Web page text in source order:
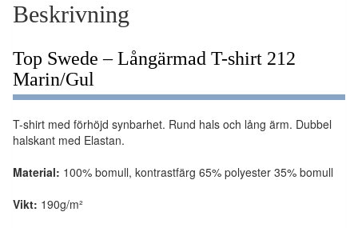
Beskrivning
Top Swede – Långärmad T-shirt 212
Marin/Gul
T-shirt med förhöjd synbarhet. Rund hals och lång ärm. Dubbel
halskant med Elastan.
Material: 100% bomull, kontrastfärg 65% polyester 35% bomull
Vikt: 190g/m²